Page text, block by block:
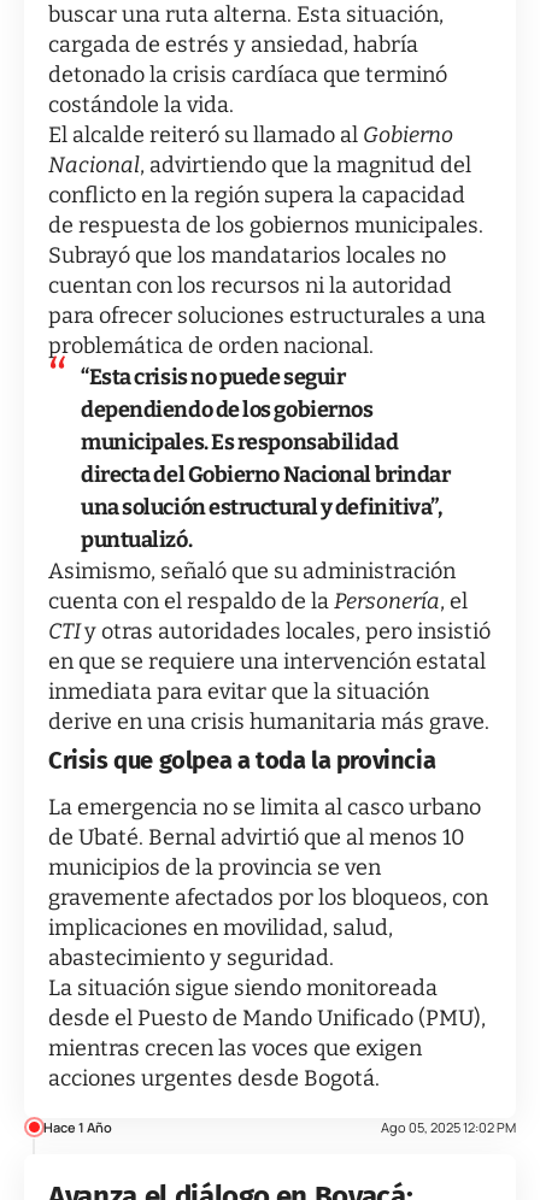
buscar una ruta alterna. Esta situación,
cargada de estrés y ansiedad, habría
detonado la crisis cardíaca que terminó
costándole la vida.
El alcalde reiteró su llamado al Gobierno
Nacional, advirtiendo que la magnitud del
conflicto en la región supera la capacidad
de respuesta de los gobiernos municipales.
Subrayó que los mandatarios locales no
cuentan con los recursos ni la autoridad
para ofrecer soluciones estructurales a una
problemática de orden nacional.
“Esta crisis no puede seguir
dependiendo de los gobiernos
municipales. Es responsabilidad
directa del Gobierno Nacional brindar
una solución estructural y definitiva”,
puntualizó.
Asimismo, señaló que su administración
cuenta con el respaldo de laPersonería, el
CTIy otras autoridades locales, pero insistió
en que se requiere una intervención estatal
inmediata para evitar que la situación
derive en una crisis humanitaria más grave.
Crisis que golpea a toda la provincia
La emergencia no se limita al casco urbano
de Ubaté. Bernal advirtió que al menos 10
municipios de la provincia se ven
gravemente afectados por los bloqueos, con
implicaciones en movilidad, salud,
abastecimiento y seguridad.
La situación sigue siendo monitoreada
desde el Puesto de Mando Unificado (PMU),
mientras crecen las voces que exigen
acciones urgentes desde Bogotá.
Hace 1 Año Ago 05, 2025 12:02 PM